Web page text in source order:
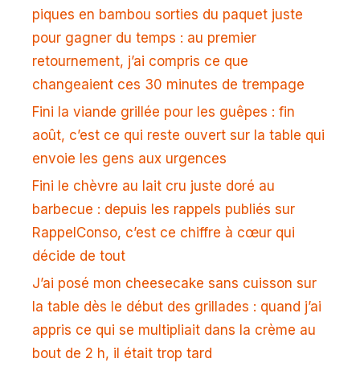
piques en bambou sorties du paquet juste
pour gagner du temps : au premier
retournement, j’ai compris ce que
changeaient ces 30 minutes de trempage
Fini la viande grillée pour les guêpes : fin
août, c’est ce qui reste ouvert sur la table qui
envoie les gens aux urgences
Fini le chèvre au lait cru juste doré au
barbecue : depuis les rappels publiés sur
RappelConso, c’est ce chiffre à cœur qui
décide de tout
J’ai posé mon cheesecake sans cuisson sur
la table dès le début des grillades : quand j’ai
appris ce qui se multipliait dans la crème au
bout de 2 h, il était trop tard